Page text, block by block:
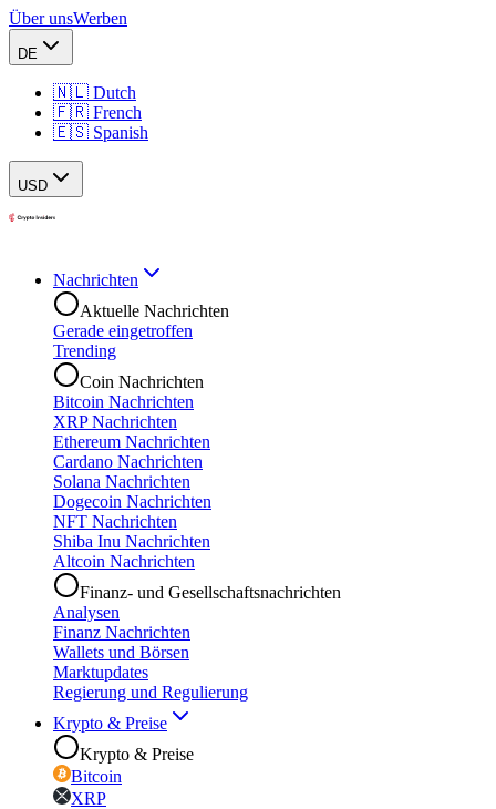
Über unsWerben
DE
🇳🇱 Dutch
🇫🇷 French
🇪🇸 Spanish
USD
Nachrichten
Aktuelle Nachrichten
Gerade eingetroffen
Trending
Coin Nachrichten
Bitcoin Nachrichten
XRP Nachrichten
Ethereum Nachrichten
Cardano Nachrichten
Solana Nachrichten
Dogecoin Nachrichten
NFT Nachrichten
Shiba Inu Nachrichten
Altcoin Nachrichten
Finanz- und Gesellschaftsnachrichten
Analysen
Finanz Nachrichten
Wallets und Börsen
Marktupdates
Regierung und Regulierung
Krypto & Preise
Krypto & Preise
Bitcoin
XRP